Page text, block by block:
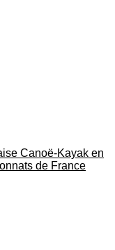
Canoë‑Kayak en
de France